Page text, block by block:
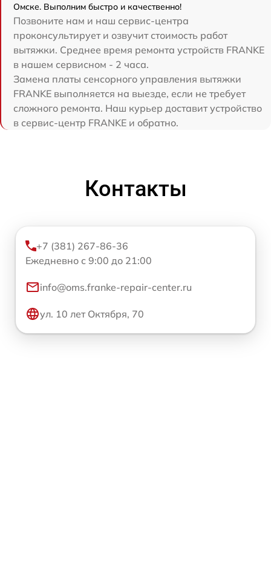
Омске. Выполним быстро и качественно!
Позвоните нам и наш сервис-центра
проконсультирует и озвучит стоимость работ
вытяжки. Среднее время ремонта устройств FRANKE
в нашем сервисном - 2 часа.
Замена платы сенсорного управления вытяжки
FRANKE выполняется на выезде, если не требует
сложного ремонта. Наш курьер доставит устройство
в сервис-центр FRANKE и обратно.
Контакты
+7 (381) 267-86-36
Ежедневно с 9:00 до 21:00
info@oms.franke-repair-center.ru
ул. 10 лет Октября, 70